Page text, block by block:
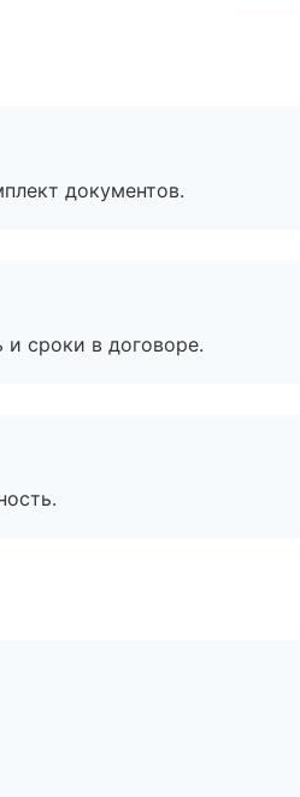
документов.
сроки в договоре.